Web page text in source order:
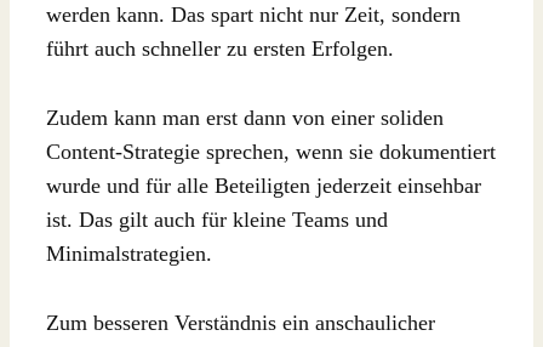
werden kann. Das spart nicht nur Zeit, sondern
führt auch schneller zu ersten Erfolgen.
Zudem kann man erst dann von einer soliden
Content-Strategie sprechen, wenn sie dokumentiert
wurde und für alle Beteiligten jederzeit einsehbar
ist. Das gilt auch für kleine Teams und
Minimalstrategien.
Zum besseren Verständnis ein anschaulicher